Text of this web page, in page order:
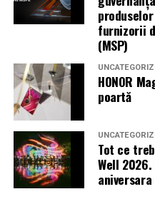
concursuri sunt
Facebook,
Adrian Pădurețu
s-a ocupat Bogdan
Miron, iar de costume
„În Pielea Mea”este un
PICTURES.
Producător asociat:
furnizorii
(MSP)
HONOR
poartă
Tot ce
Well